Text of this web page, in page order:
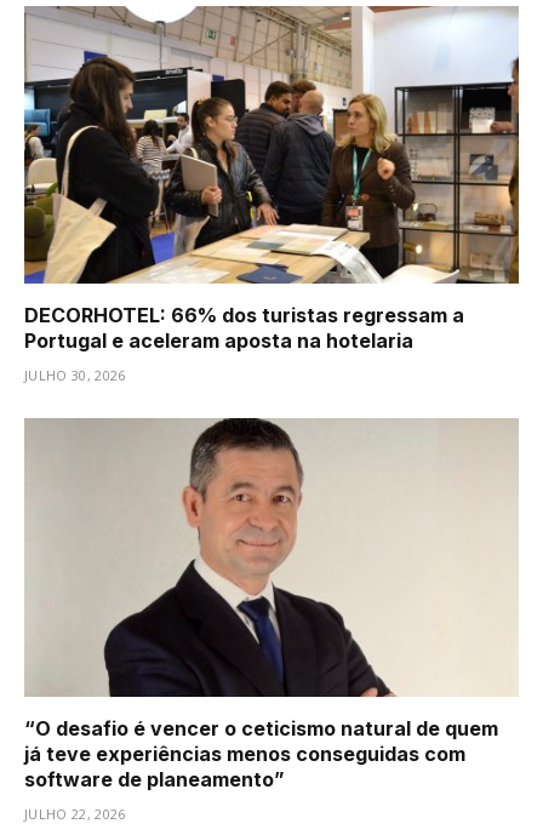
DECORHOTEL: 66% dos turistas regressam a
Portugal e aceleram aposta na hotelaria
JULHO 30, 2026
“O desafio é vencer o ceticismo natural de quem
já teve experiências menos conseguidas com
software de planeamento”
JULHO 22, 2026